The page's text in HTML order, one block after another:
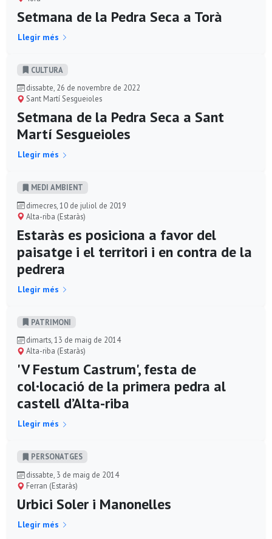
Setmana de la Pedra Seca a Torà
Llegir més
CULTURA
dissabte, 26 de novembre de 2022
Sant Martí Sesgueioles
Setmana de la Pedra Seca a Sant
Martí Sesgueioles
Llegir més
MEDI AMBIENT
dimecres, 10 de juliol de 2019
Alta-riba (Estaràs)
Estaràs es posiciona a favor del
paisatge i el territori i en contra de la
pedrera
Llegir més
PATRIMONI
dimarts, 13 de maig de 2014
Alta-riba (Estaràs)
'V Festum Castrum', festa de
col·locació de la primera pedra al
castell d’Alta-riba
Llegir més
PERSONATGES
dissabte, 3 de maig de 2014
Ferran (Estaràs)
Urbici Soler i Manonelles
Llegir més